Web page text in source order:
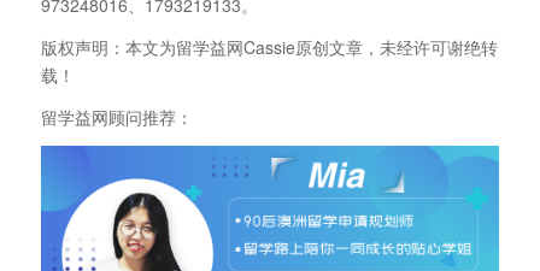
973248016、1793219133。
版权声明：本文为留学益网Cassie原创文章，未经许可谢绝转
载！
留学益网顾问推荐：